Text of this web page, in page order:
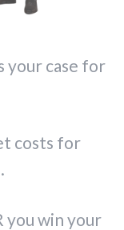
your case for
costs for
you win your